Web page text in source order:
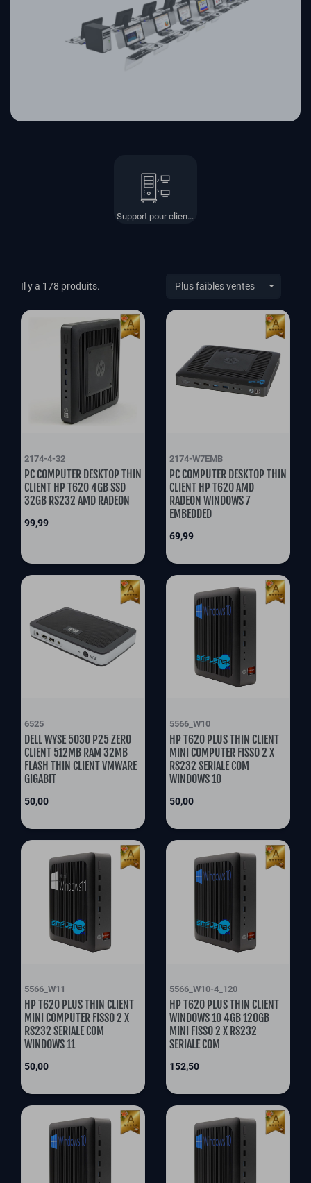
Support pour client léger
Il y a 178 produits.
2174-4-32
PC COMPUTER DESKTOP THIN
CLIENT HP T620 4GB SSD
32GB RS232 AMD RADEON
Prix
99,99
2174-W7EMB
PC COMPUTER DESKTOP THIN
CLIENT HP T620 AMD
RADEON WINDOWS 7
EMBEDDED
Prix
69,99
6525
DELL WYSE 5030 P25 ZERO
CLIENT 512MB RAM 32MB
FLASH THIN CLIENT VMWARE
GIGABIT
Prix
50,00
5566_W10
HP T620 PLUS THIN CLIENT
MINI COMPUTER FISSO 2 X
RS232 SERIALE COM
WINDOWS 10
Prix
50,00
5566_W11
HP T620 PLUS THIN CLIENT
MINI COMPUTER FISSO 2 X
RS232 SERIALE COM
WINDOWS 11
Prix
50,00
5566_W10-4_120
HP T620 PLUS THIN CLIENT
WINDOWS 10 4GB 120GB
MINI FISSO 2 X RS232
SERIALE COM
Prix
152,50